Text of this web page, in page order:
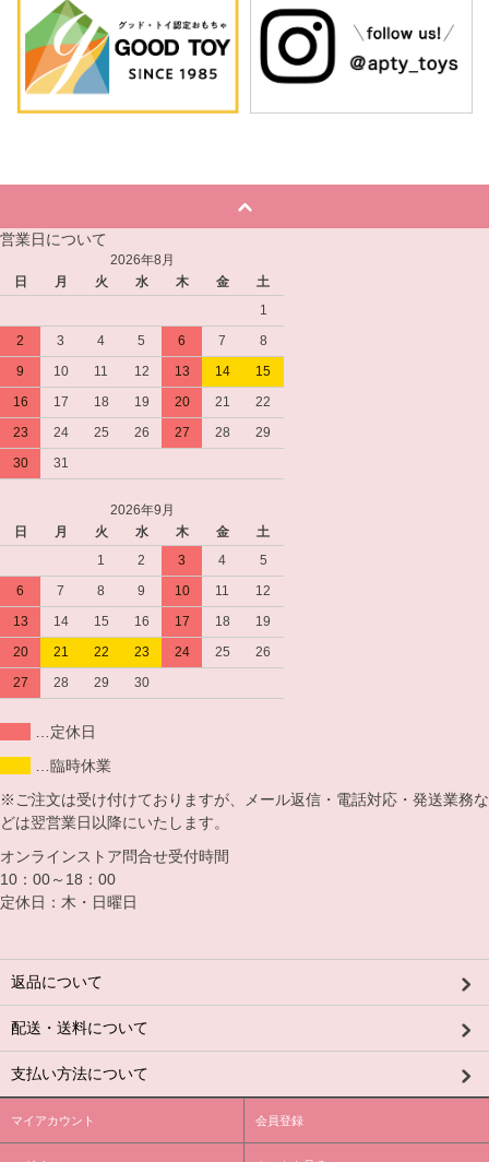
営業日について
2026年8月
日
月 火 水 木 金
土
1
2
3 4 5 6 7
8
9
10 11 12 13 14
15
16
17 18 19 20 21
22
23
24 25 26 27 28
29
30
31
2026年9月
日
月 火 水 木 金
土
1
2 3 4
5
6
7 8 9 10 11
12
13
14 15 16 17 18
19
20
21 22 23 24 25
26
27
28 29 30
…定休日
…臨時休業
※ご注文は受け付けておりますが、メール返信・電話対応・発送業務な
どは翌営業日以降にいたします。
オンラインストア問合せ受付時間
10：00～18：00
定休日：木・日曜日
返品について
配送・送料について
支払い方法について
マイアカウント 会員登録